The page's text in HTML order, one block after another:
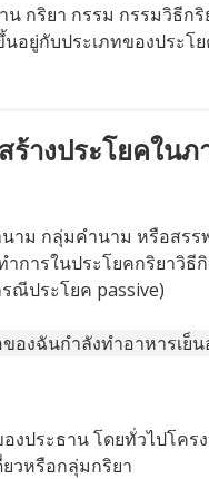
น กริยา กรรม กรรมวิธี
ยู่กับประเภทของประโ
ร้างประโยคใน
าม กลุ่มคำนาม หรือสร
การในประโยคกริยาวิธี
ณีประโยค passive)
องฉันกำลังทำอาหารเย็น
ประธาน โดยทั่วไปโคร
วหรือกลุ่มกริยา